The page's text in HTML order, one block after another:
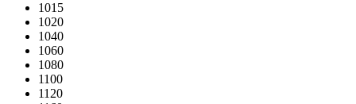
1015
1020
1040
1060
1080
1100
1120